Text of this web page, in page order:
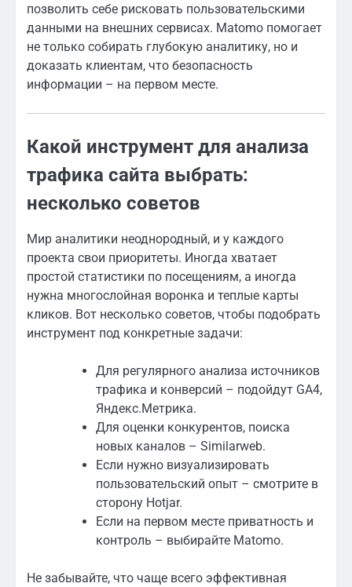
позволить себе рисковать пользовательскими
данными на внешних сервисах. Matomo помогает
не только собирать глубокую аналитику, но и
доказать клиентам, что безопасность
информации – на первом месте.
Какой инструмент для анализа
трафика сайта выбрать:
несколько советов
Мир аналитики неоднородный, и у каждого
проекта свои приоритеты. Иногда хватает
простой статистики по посещениям, а иногда
нужна многослойная воронка и теплые карты
кликов. Вот несколько советов, чтобы подобрать
инструмент под конкретные задачи:
Для регулярного анализа источников
трафика и конверсий – подойдут GA4,
Яндекс.Метрика.
Для оценки конкурентов, поиска
новых каналов – Similarweb.
Если нужно визуализировать
пользовательский опыт – смотрите в
сторону Hotjar.
Если на первом месте приватность и
контроль – выбирайте Matomo.
Не забывайте, что чаще всего эффективная